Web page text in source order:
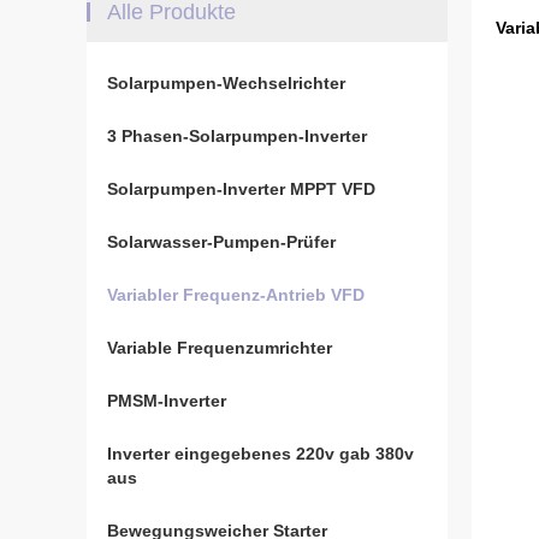
Alle Produkte
Solarpumpen-Wechselrichter
3 Phasen-Solarpumpen-Inverter
Solarpumpen-Inverter MPPT VFD
Solarwasser-Pumpen-Prüfer
Variabler Frequenz-Antrieb VFD
Variable Frequenzumrichter
PMSM-Inverter
Inverter eingegebenes 220v gab 380v
aus
Bewegungsweicher Starter